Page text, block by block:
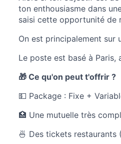
ton enthousiasme dans
saisi cette opportunité de
On est principalement sur
Le poste est basé à Paris,
🎁 Ce qu'on peut t'offrir ?
💵 Package : Fixe +
🏥 Une mutuelle très
🍜 Des tickets restaurants